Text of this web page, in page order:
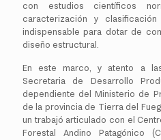
con estudios científicos
caracterización y
indispensable para dotar de
diseño estructural.
En este marco, y atento a
Secretaria de Desarrollo
dependiente del Ministerio de
de la provincia de Tierra del
un trabajó articulado con el
Forestal Andino Patagónico